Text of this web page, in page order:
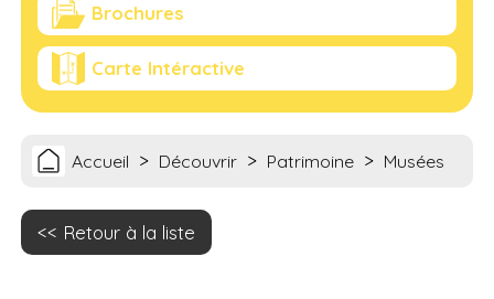
Brochures
Carte Intéractive
Accueil > Découvrir > Patrimoine > Musées
Retour à la liste